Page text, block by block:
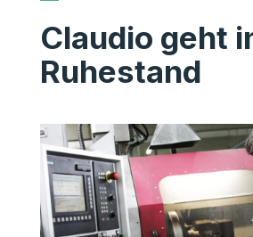
Claudio geht
Ruhestand